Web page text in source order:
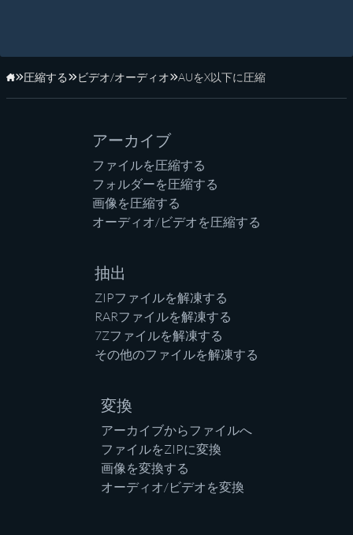
ホーム
圧縮する ビデオ/オーディオ AUをX以下に圧縮
アーカイブ
ファイルを圧縮する
フォルダーを圧縮する
画像を圧縮する
オーディオ/ビデオを圧縮する
抽出
ZIPファイルを解凍する
RARファイルを解凍する
7Zファイルを解凍する
その他のファイルを解凍する
変換
アーカイブからファイルへ
ファイルをZIPに変換
画像を変換する
オーディオ/ビデオを変換